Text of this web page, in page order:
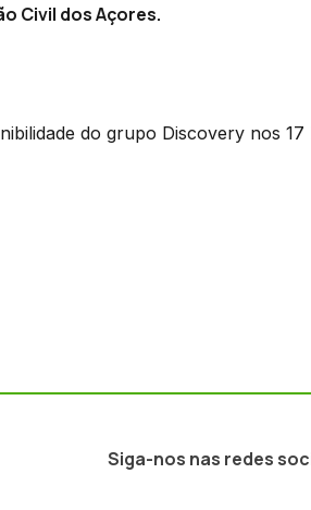
Civil dos Açores.
do grupo Discovery nos
Siga-nos nas redes